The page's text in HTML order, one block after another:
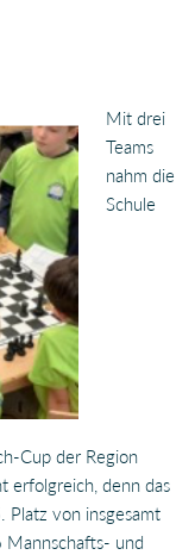
Mit drei
Teams
nahm die
Schule
Cup der Region
erfolgreich, denn das
Platz von insgesamt
und